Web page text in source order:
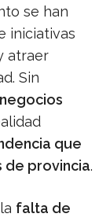
se han
iniciativas
atraer
Sin
que
de provincia.
falta de